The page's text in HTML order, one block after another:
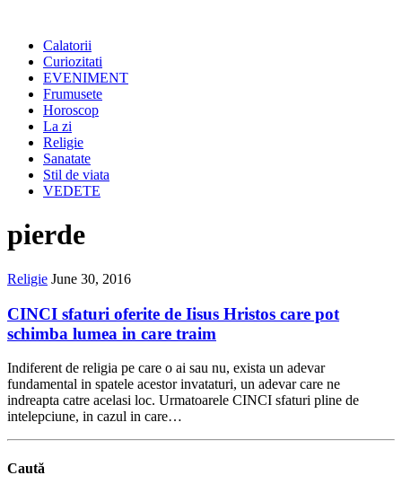
Calatorii
Curiozitati
EVENIMENT
Frumusete
Horoscop
La zi
Religie
Sanatate
Stil de viata
VEDETE
pierde
Religie June 30, 2016
CINCI sfaturi oferite de Iisus Hristos care pot
schimba lumea in care traim
Indiferent de religia pe care o ai sau nu, exista un adevar
fundamental in spatele acestor invataturi, un adevar care ne
indreapta catre acelasi loc. Urmatoarele CINCI sfaturi pline de
intelepciune, in cazul in care…
Caută